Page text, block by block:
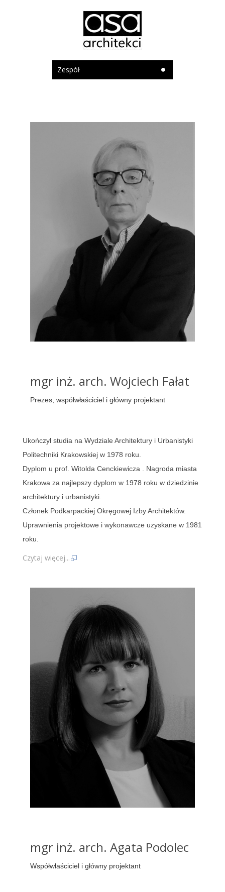
Zespół
mgr inż. arch. Wojciech Fałat
Prezes, współwłaściciel i główny projektant
Ukończył studia na Wydziale Architektury i Urbanistyki
Politechniki Krakowskiej w 1978 roku.
Dyplom u prof. Witolda Cenckiewicza . Nagroda miasta
Krakowa za najlepszy dyplom w 1978 roku w dziedzinie
architektury i urbanistyki.
Członek Podkarpackiej Okręgowej Izby Architektów.
Uprawnienia projektowe i wykonawcze uzyskane w 1981
roku.
Czytaj więcej...
mgr inż. arch. Agata Podolec
Współwłaściciel i główny projektant